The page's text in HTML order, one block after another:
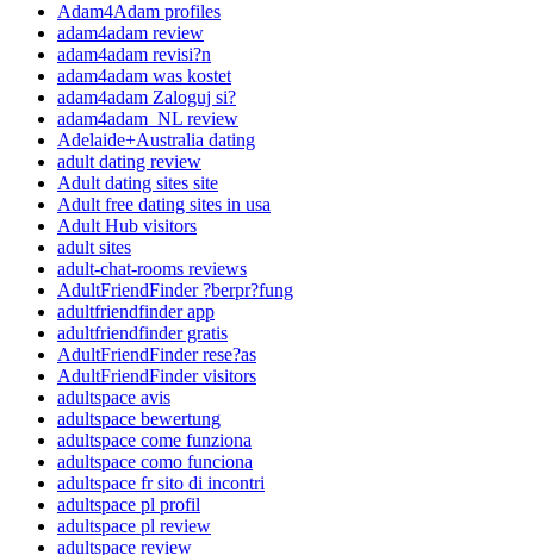
Adam4Adam profiles
adam4adam review
adam4adam revisi?n
adam4adam was kostet
adam4adam Zaloguj si?
adam4adam_NL review
Adelaide+Australia dating
adult dating review
Adult dating sites site
Adult free dating sites in usa
Adult Hub visitors
adult sites
adult-chat-rooms reviews
AdultFriendFinder ?berpr?fung
adultfriendfinder app
adultfriendfinder gratis
AdultFriendFinder rese?as
AdultFriendFinder visitors
adultspace avis
adultspace bewertung
adultspace come funziona
adultspace como funciona
adultspace fr sito di incontri
adultspace pl profil
adultspace pl review
adultspace review